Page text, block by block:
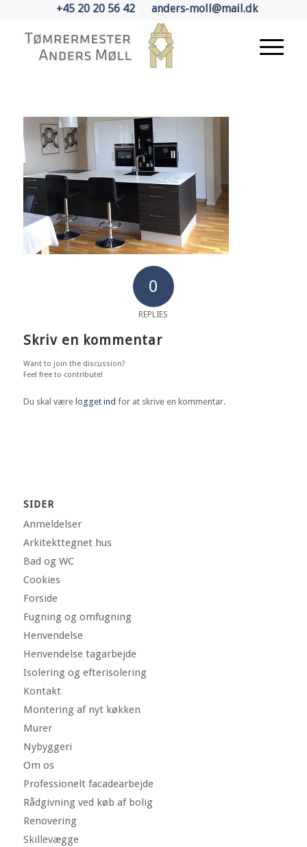
+45 20 20 56 42 anders-moll@mail.dk
0
REPLIES
Skriv en kommentar
Want to join the discussion?
Feel free to contribute!
Du skal være logget ind for at skrive en kommentar.
SIDER
Anmeldelser
Arkitekttegnet hus
Bad og WC
Cookies
Forside
Fugning og omfugning
Henvendelse
Henvendelse tagarbejde
Isolering og efterisolering
Kontakt
Montering af nyt køkken
Murer
Nybyggeri
Om os
Professionelt facadearbejde
Rådgivning ved køb af bolig
Renovering
Skillevægge